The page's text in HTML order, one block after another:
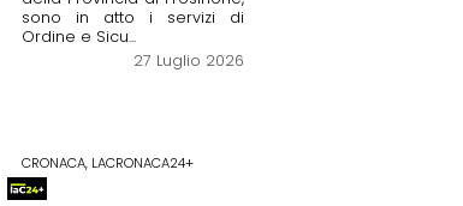
sono in atto i servizi di
Ordine e Sicu...
27 Luglio 2026
CRONACA, LACRONACA24+